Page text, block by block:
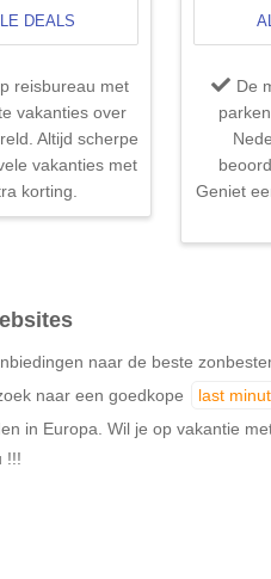
DEALS
reisbureau met
vakanties over
Altijd scherpe
vakanties met
korting.
De
Geniet
naar de beste
naar een goedkope
last
in Europa. Wil je op vakantie
!!!